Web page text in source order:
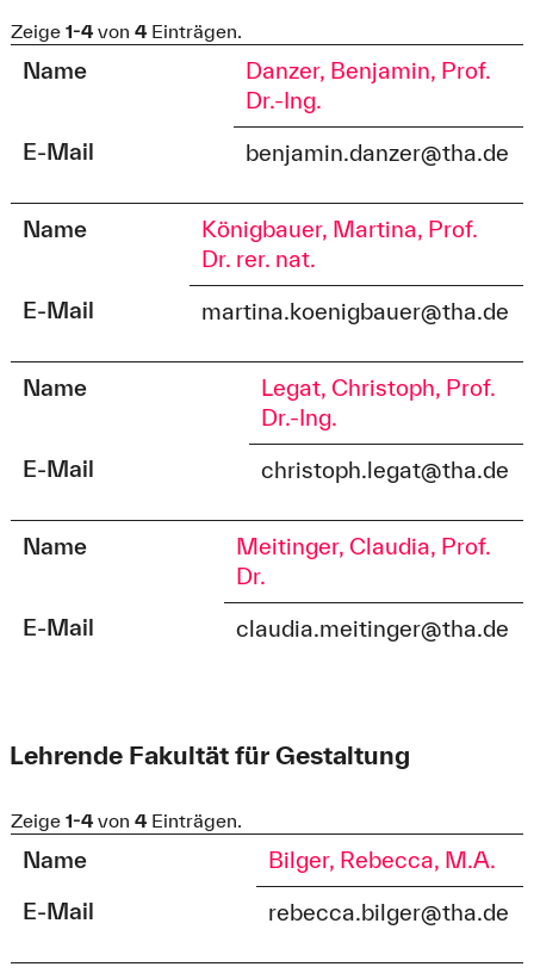
Zeige 1-4von 4Einträgen.
Name
Danzer, Benjamin, Prof.
Dr.-Ing.
E-Mail
benjamin.danzer@tha.de
Name
Königbauer, Martina, Prof.
Dr. rer. nat.
E-Mail
martina.koenigbauer@tha.de
Name
Legat, Christoph, Prof.
Dr.-Ing.
E-Mail
christoph.legat@tha.de
Name
Meitinger, Claudia, Prof.
Dr.
E-Mail
claudia.meitinger@tha.de
Lehrende Fakultät für Gestaltung
Zeige 1-4von 4Einträgen.
Name
Bilger, Rebecca, M.A.
E-Mail
rebecca.bilger@tha.de